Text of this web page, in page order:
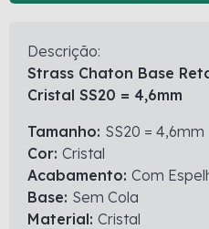
Descrição:
Strass Chaton Base
Cristal SS20 = 4,6mm
Tamanho: SS20 = 4,6mm
Cor: Cristal
Acabamento: Com
Base: Sem Cola
Material: Cristal